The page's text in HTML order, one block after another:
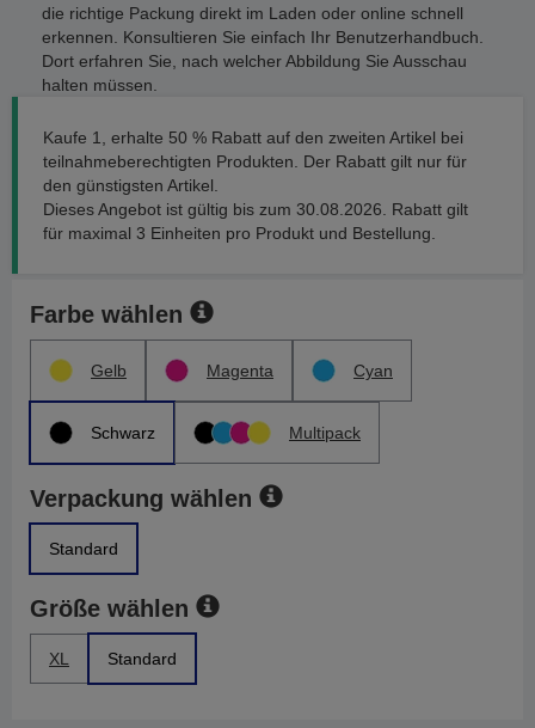
die richtige Packung direkt im Laden oder online schnell
erkennen. Konsultieren Sie einfach Ihr Benutzerhandbuch.
Dort erfahren Sie, nach welcher Abbildung Sie Ausschau
halten müssen.
Kaufe 1, erhalte 50 % Rabatt auf den zweiten Artikel bei
teilnahmeberechtigten Produkten. Der Rabatt gilt nur für
den günstigsten Artikel.
Dieses Angebot ist gültig bis zum 30.08.2026. Rabatt gilt
für maximal 3 Einheiten pro Produkt und Bestellung.
Farbe wählen
Gelb Magenta Cyan
Schwarz Multipack
Verpackung wählen
Standard
Größe wählen
XL Standard